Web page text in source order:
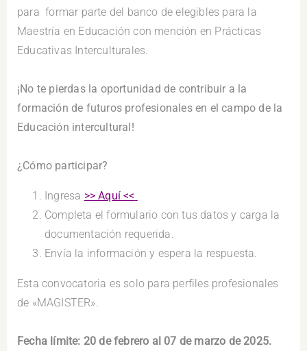
para formar parte del banco de elegibles para la
Maestría en Educación con mención en Prácticas
Educativas Interculturales.
¡No te pierdas la oportunidad de contribuir a la
formación de futuros profesionales en el campo de la
Educación intercultural!
¿Cómo participar?
Ingresa >> Aquí <<
Completa el formulario con tus datos y carga la
documentación requerida.
Envía la información y espera la respuesta.
Esta convocatoria es solo para perfiles profesionales
de «MAGISTER».
Fecha límite: 20 de febrero al 07 de marzo de 2025.